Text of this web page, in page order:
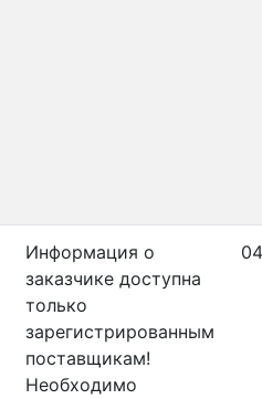
Информация о
заказчике доступна
только
зарегистрированным
поставщикам!
Необходимо